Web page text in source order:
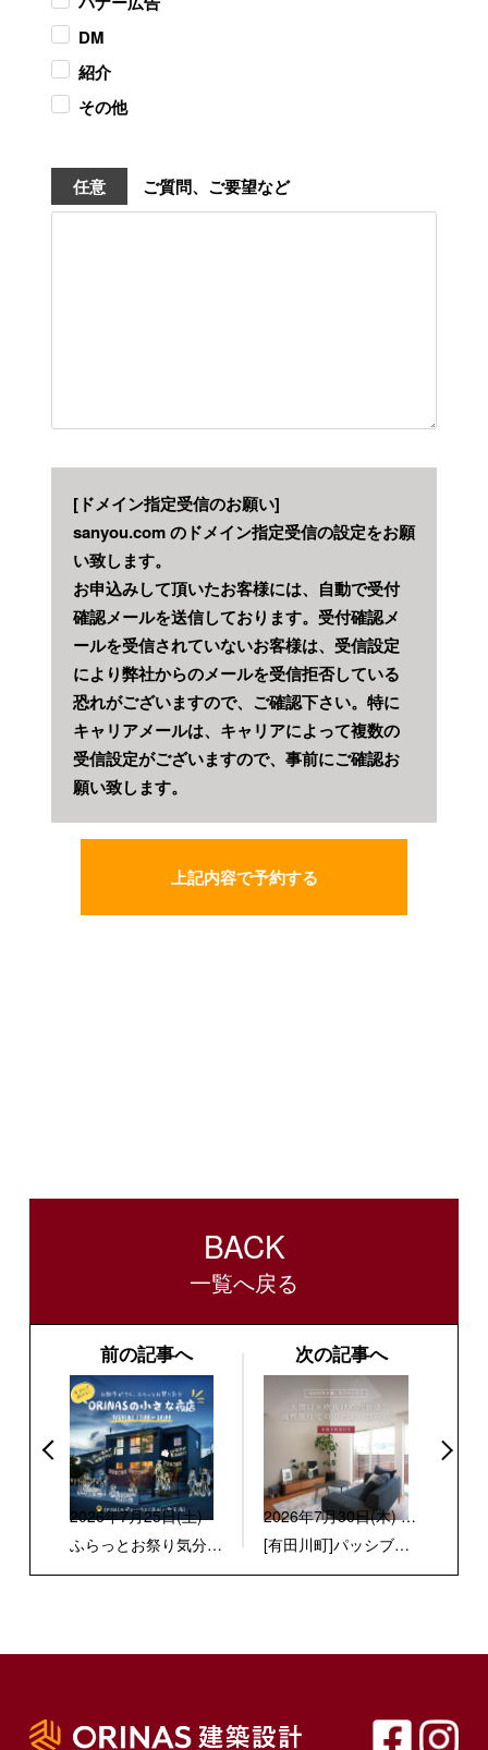
DM
紹介
その他
任意 ご質問、ご要望など
[ドメイン指定受信のお願い]
sanyou.comのドメイン指定受信の設定をお願
い致します。
お申込みして頂いたお客様には、自動で受付
確認メールを送信しております。受付確認メ
ールを受信されていないお客様は、受信設定
により弊社からのメールを受信拒否している
恐れがございますので、ご確認下さい。特に
キャリアメールは、キャリアによって複数の
受信設定がございますので、事前にご確認お
願い致します。
BACK
一覧へ戻る
前の記事へ
2026年7月25日(土)
ふらっとお祭り気分！
次の記事へ
2026年7月30日(木) -
8月10日(月)
[有田川町]パッシブ設